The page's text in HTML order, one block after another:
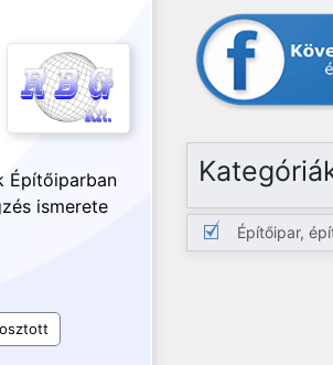
Építőiparban
ismerete
Építőipar,